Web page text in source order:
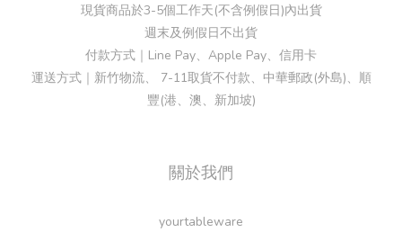
現貨商品於3-5個工作天(不含例假日)內出貨
週末及例假日不出貨
付款方式｜Line Pay、Apple Pay、信用卡
運送方式｜新竹物流、 7-11取貨不付款、中華郵政(外島)、順
豐(港、澳、新加坡)
關於我們
yourtableware